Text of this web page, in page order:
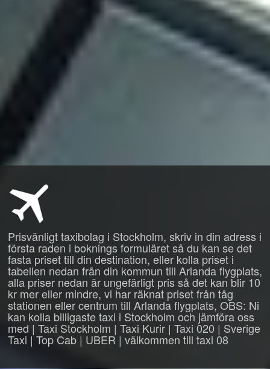
Prisvänligt taxibolag i Stockholm, skriv in din adress i
första raden i boknings formuläret så du kan se det
fasta priset till din destination, eller kolla priset i
tabellen nedan från din kommun till Arlanda flygplats,
alla priser nedan är ungefärligt pris så det kan blir 10
kr mer eller mindre, vi har räknat priset från tåg
stationen eller centrum till Arlanda flygplats, OBS: Ni
kan kolla billigaste taxi i Stockholm och jämföra oss
med | Taxi Stockholm | Taxi Kurir | Taxi 020 | Sverige
Taxi | Top Cab | UBER | välkommen till taxi 08